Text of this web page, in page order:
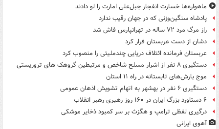
ماهواره‌ها خسارت انفجار جبل‌علی امارت را لو دادند
پادشاه سنگین‌وزنی که در جهان رقیب ندارد
راز مرگ مرد ۷۲ ساله در تهرانپارس فاش شد
دشان از دست عربستان فرار کرد
عربستان فرمانده ائتلاف دریایی چندملیتی را منصوب کرد
دستگیری ۸ نفر از اشرار مسلح شاخص و مرتبطین گروهک های تروریستی
موج بارش‌های تابستانه در راه ۱۱ استان
دستگیری ۶ نفر در بهشهر به اتهام تشویش اذهان عمومی
۶ دستاورد بزرگ ایران در ۱۶۰ روز رهبری رهبر انقلاب
درگیری لفظی ترامپ و هگزث بر سر کمبود ذخایر موشکی
آهوی ایرانی